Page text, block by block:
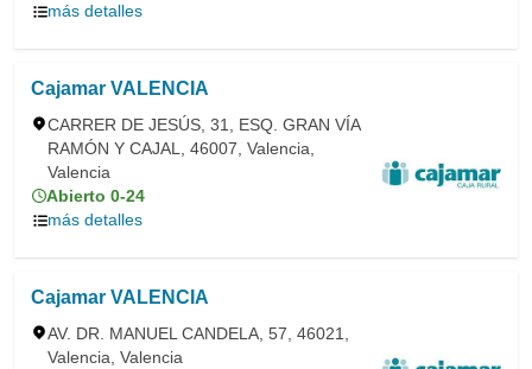
más detalles
Cajamar VALENCIA
CARRER DE JESÚS, 31, ESQ. GRAN VÍA
RAMÓN Y CAJAL, 46007, Valencia,
Valencia
Abierto 0-24
más detalles
Cajamar VALENCIA
AV. DR. MANUEL CANDELA, 57, 46021,
Valencia, Valencia